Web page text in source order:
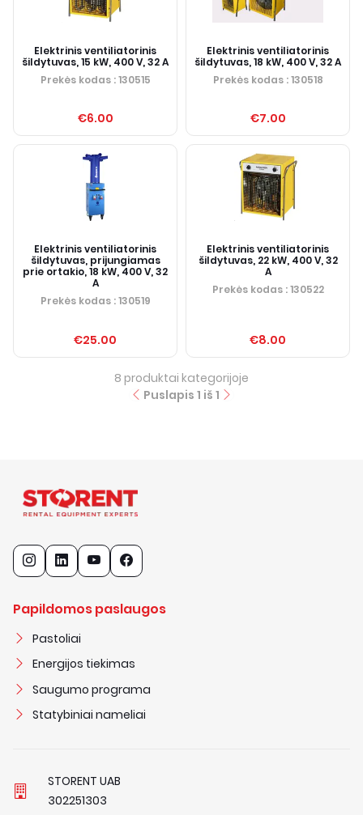
Elektrinis ventiliatorinis
šildytuvas, 15 kW, 400 V, 32 A
Prekės kodas: 130515
€6.00
Elektrinis ventiliatorinis
šildytuvas, 18 kW, 400 V, 32 A
Prekės kodas: 130518
€7.00
Elektrinis ventiliatorinis
šildytuvas, prijungiamas
prie ortakio, 18 kW, 400 V, 32
A
Prekės kodas: 130519
€25.00
Elektrinis ventiliatorinis
šildytuvas, 22 kW, 400 V, 32
A
Prekės kodas: 130522
€8.00
8 produktai kategorijoje
Puslapis 1 iš 1
Papildomos paslaugos
Pastoliai
Energijos tiekimas
Saugumo programa
Statybiniai nameliai
STORENT UAB
302251303